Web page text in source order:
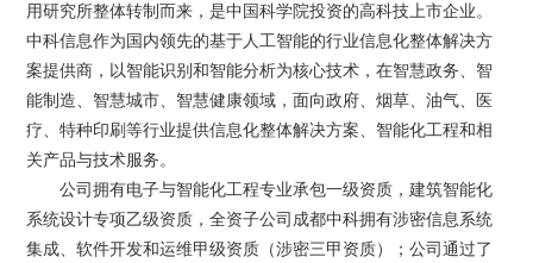
用研究所整体转制而来，是中国科学院投资的高科技上市企业。
中科信息作为国内领先的基于人工智能的行业信息化整体解决方
案提供商，以智能识别和智能分析为核心技术，在智慧政务、智
能制造、智慧城市、智慧健康领域，面向政府、烟草、油气、医
疗、特种印刷等行业提供信息化整体解决方案、智能化工程和相
关产品与技术服务。
公司拥有电子与智能化工程专业承包一级资质，建筑智能化
系统设计专项乙级资质，全资子公司成都中科拥有涉密信息系统
集成、软件开发和运维甲级资质（涉密三甲资质）；公司通过了